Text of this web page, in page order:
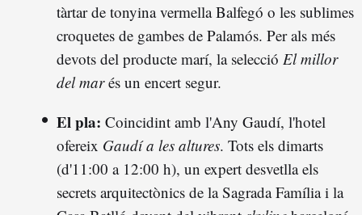
tàrtar de tonyina vermella Balfegó o les sublimes
croquetes de gambes de Palamós. Per als més
devots del producte marí, la selecció El millor
del marés un encert segur.
El pla: Coincidint amb l'Any Gaudí, l'hotel
ofereix Gaudí a les altures. Tots els dimarts
(d'11:00 a 12:00 h), un expert desvetlla els
secrets arquitectònics de la Sagrada Família i la